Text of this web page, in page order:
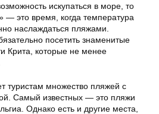
искупаться в море, то
— это время, когда температура
наслаждаться пляжами.
посетить знаменитые
Крита, которые не менее
туристам множество пляжей с
Самый известных — это пляжи
Однако есть и другие места,